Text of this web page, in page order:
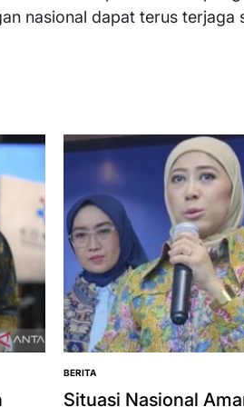
nasional dapat terus terjaga
POSTED
IN
BERITA
Situasi Nasional